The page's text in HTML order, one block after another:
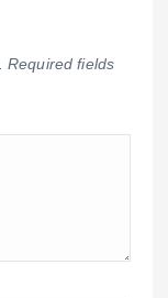
Required fields